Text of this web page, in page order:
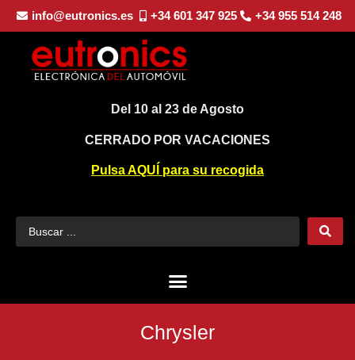
info@eutronics.es +34 601 347 925 +34 955 514 248
Del 10 al 23 de Agosto
CERRADO POR VACACIONES
Pulsa AQUÍ para su recogida
Chrysler